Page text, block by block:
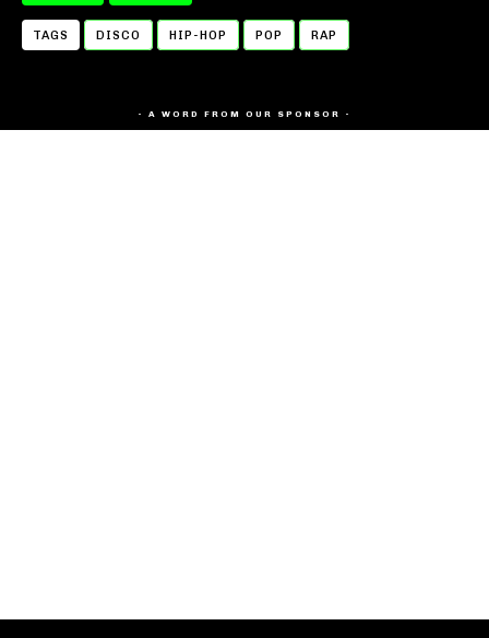
TAGS DISCO HIP-HOP POP RAP
- A WORD FROM OUR SPONSOR -